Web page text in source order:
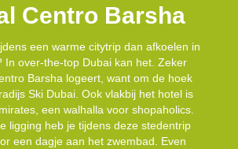
Centro Barsha
een warme citytrip dan afkoelen in
In over-the-top Dubai kan het. Zeker
Barsha logeert, want om de hoek
Ski Dubai. Ook vlakbij het hotel is
een walhalla voor shopaholics.
ligging heb je tijdens deze stedentrip
een dagje aan het zwembad. Even